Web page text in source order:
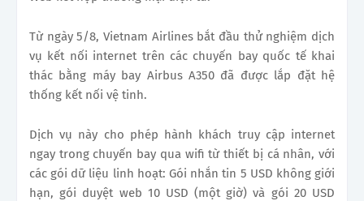
Từ ngày 5/8, Vietnam Airlines bắt đầu thử nghiệm dịch
vụ kết nối internet trên các chuyến bay quốc tế khai
thác bằng máy bay Airbus A350 đã được lắp đặt hệ
thống kết nối vệ tinh.
Dịch vụ này cho phép hành khách truy cập internet
ngay trong chuyến bay qua wifi từ thiết bị cá nhân, với
các gói dữ liệu linh hoạt: Gói nhắn tin 5 USD không giới
hạn, gói duyệt web 10 USD (một giờ) và gói 20 USD